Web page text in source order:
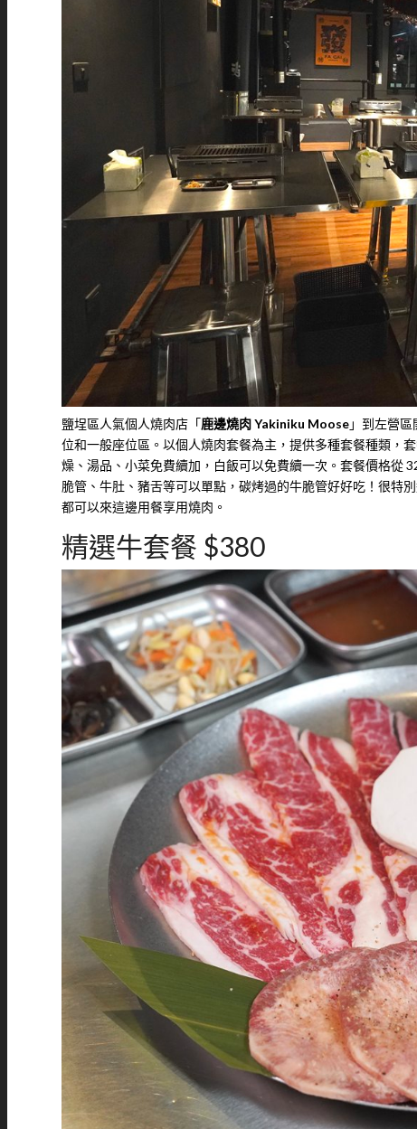
鹽埕區人氣個人燒肉店「 鹿邊燒肉 Yakiniku Moose」到左營
位和一般座位區。以個人燒肉套餐為主，提供多種套餐種類，
燥、湯品、小菜免費續加，白飯可以免費續一次。套餐價格從
脆管、牛肚、豬舌等可以單點，碳烤過的牛脆管好好吃！很特
都可以來這邊用餐享用燒肉。
精選牛套餐 $380